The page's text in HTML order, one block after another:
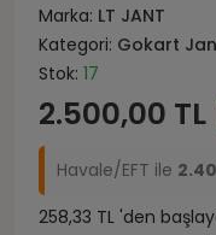
Marka: LT JANT
Kategori: Gokart
Stok: 17
2.500,00 TL
Havale/EFT ile
258,33 TL 'den